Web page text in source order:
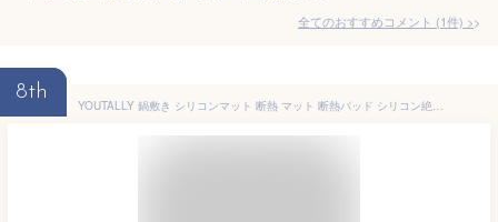
全てのおすすめコメント (1件) >
8th
YOUTALLY 鍋敷き シリコンマット 断熱 マット 断熱パッド シリコン絶縁パッド コップ敷き 耐熱 滑り止め 防水 厚手 オーブンマット 断熱性 柔軟 絶縁 カップシート 直径20CM 3セット (青-A)